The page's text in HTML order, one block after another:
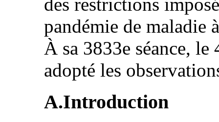
pandémie de
À sa 3833e séance,
adopté les
A.Introduction